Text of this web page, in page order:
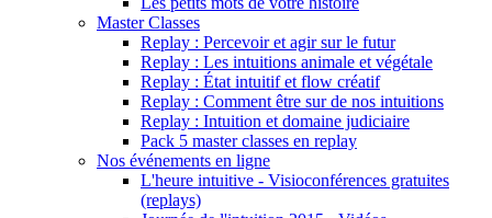
Master Classes
Replay : Percevoir et agir sur le futur
Replay : Les intuitions animale et végétale
Replay : État intuitif et flow créatif
Replay : Comment être sur de nos intuitions
Replay : Intuition et domaine judiciaire
Pack 5 master classes en replay
Nos événements en ligne
L'heure intuitive - Visioconférences gratuites
(replays)